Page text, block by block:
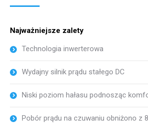
Najważniejsze zalety
Technologia inwerterowa
Wydajny silnik prądu stałego DC
Niski poziom hałasu podnosząc
Pobór prądu na czuwaniu obniżono z